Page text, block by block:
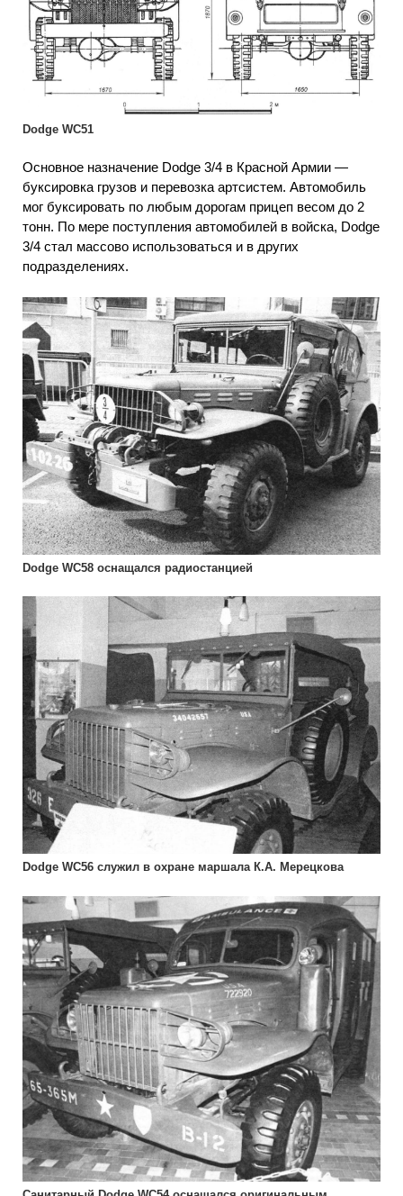
Dodge WC51
Основное назначение Dodge 3/4 в Красной Армии —
буксировка грузов и перевозка артсистем. Автомобиль
мог буксировать по любым дорогам прицеп весом до 2
тонн. По мере поступления автомобилей в войска, Dodge
3/4 стал массово использоваться и в других
подразделениях.
Dodge WC58 оснащался радиостанцией
Dodge WC56 служил в охране маршала К.А. Мерецкова